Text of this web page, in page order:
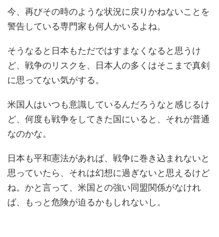
今、再びその時のような状況に戻りかねないことを
警告している専門家も何人かいるよね。
そうなると日本もただではすまなくなると思うけ
ど、戦争のリスクを、日本人の多くはそこまで真剣
に思ってない気がする。
米国人はいつも意識しているんだろうなと感じるけ
ど、何度も戦争をしてきた国にいると、それが普通
なのかな。
日本も平和憲法があれば、戦争に巻き込まれないと
思っていたら、それは幻想に過ぎないと思えるけど
ね。かと言って、米国との強い同盟関係がなけれ
ば、もっと危険が迫るかもしれないし。